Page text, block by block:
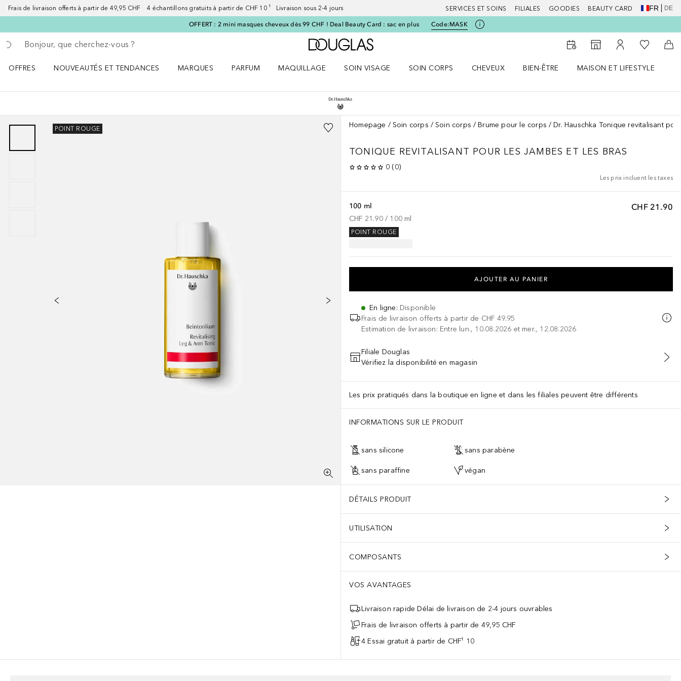
Frais de livraison offerts à partir de 49,95 CHF 4 échantillons gratuits à partir de CHF 10 ¹ Livraison sous 2-4 jours SERVICES ET SOINS FILIALES GOODIES BEAUTY CARD FR DE
OFFERT : 2 mini masques cheveux dès 99 CHF ! Deal Beauty Card : sac en plus Code:MASK
Retourner
Exécuter la recherche
Vers l'accueil Douglas
Vers le Storefinder
Vers Mon Compte
Vers Ma
OFFRES
NOUVEAUTÉS ET TENDANCES
MARQUES
PARFUM
MAQUILLAGE
SOIN VISAGE
SOIN CORPS
CHEVEUX
BIEN-ÊTRE
MAISON ET LIFESTYLE
POINT ROUGE Homepage Soin corps Soin corps Brume pour le corps Dr. Hauschka Tonique revitalisant
TONIQUE REVITALISANT POUR LES JAMBES ET LES BRAS
0 (0)
Les prix incluent les taxes
CHF 21.90
100 ml
CHF 21.90 / 100 ml
POINT ROUGE
AJOUTER AU PANIER
En ligne: Disponible
Frais de livraison offerts à partir de CHF 49.95
Estimation de livraison: Entre lun., 10.08.2026 et mer., 12.08.2026
Filiale Douglas
Vérifiez la disponibilité en magasin
Les prix pratiqués dans la boutique en ligne et dans les filiales peuvent être différents
INFORMATIONS SUR LE PRODUIT
sans silicone sans parabène
sans paraffine végan
DÉTAILS PRODUIT
UTILISATION
COMPOSANTS
VOS AVANTAGES
Livraison rapide Délai de livraison de 2-4 jours ouvrables
Frais de livraison offerts à partir de 49,95 CHF
4 Essai gratuit à partir de CHF¹ 10